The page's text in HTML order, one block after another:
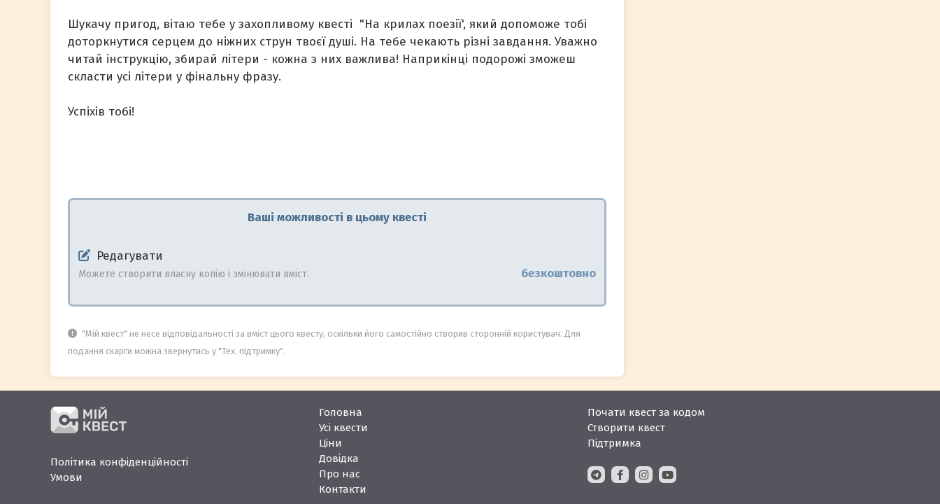
Шукачу пригод, вітаю тебе у захопливому квесті "На крилах поезії', який допоможе тобі
доторкнутися серцем до ніжних струн твоєї душі. На тебе чекають різні завдання. Уважно
читай інструкцію, збирай літери - кожна з них важлива! Наприкінці подорожі зможеш
скласти усі літери у фінальну фразу.
Успіхів тобі!
Ваші можливості в цьому квесті
Редагувати
Можете створити власну копію і змінювати вміст. безкоштовно
"Мій квест" не несе відповідальності за вміст цього квесту, оскільки його самостійно створив сторонній користувач. Для
подання скарги можна звернутись у "Тех. підтримку".
Політика конфіденційності
Умови
Головна
Усі квести
Ціни
Довідка
Про нас
Контакти
Почати квест за кодом
Створити квест
Підтримка